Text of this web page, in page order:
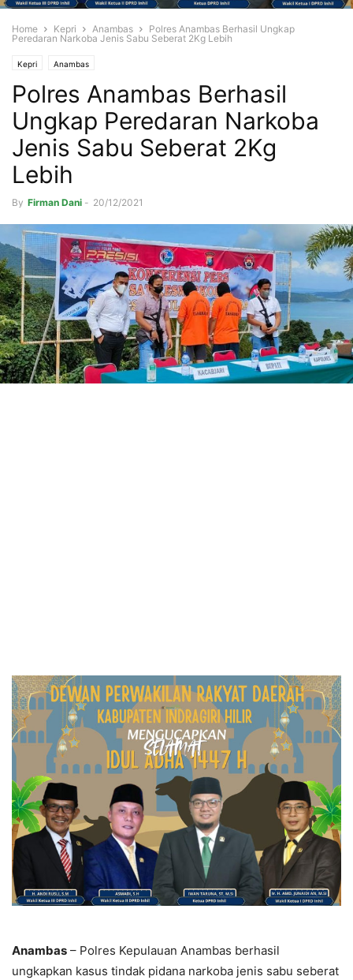
Home Kepri Anambas
Polres Anambas Berhasil Ungkap
Peredaran Narkoba Jenis Sabu Seberat 2Kg Lebih
Kepri Anambas
Polres Anambas Berhasil
Ungkap Peredaran Narkoba
Jenis Sabu Seberat 2Kg
Lebih
By Firman Dani - 20/12/2021
Anambas – Polres Kepulauan Anambas berhasil
ungkapkan kasus tindak pidana narkoba jenis sabu seberat